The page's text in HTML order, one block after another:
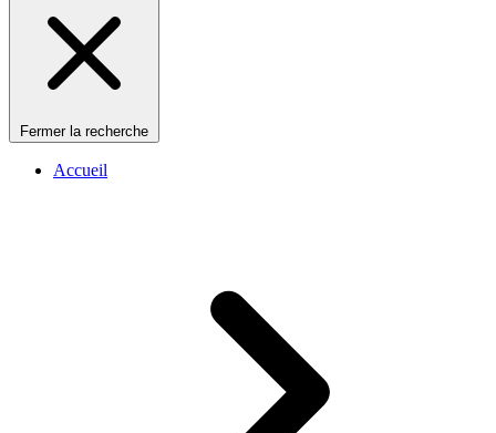
Fermer la recherche
Accueil